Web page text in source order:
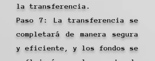
la transferencia.
Paso 7: La transferencia se
completará de manera segura
y eficiente, y los fondos se